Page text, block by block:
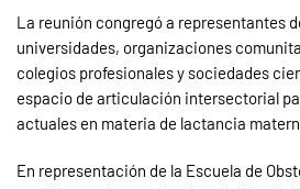
La reunión congregó a representantes
universidades, organizaciones
colegios profesionales y sociedades
espacio de articulación intersectorial
actuales en materia de lactancia
En representación de la Escuela de